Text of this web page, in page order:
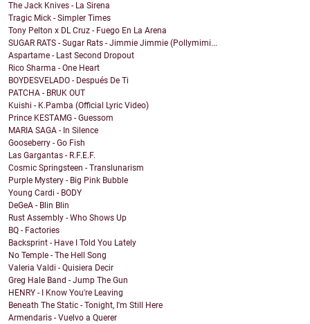
The Jack Knives - La Sirena
Tragic Mick - Simpler Times
Tony Pelton x DL Cruz - Fuego En La Arena
SUGAR RATS - Sugar Rats - Jimmie Jimmie (Pollymimi...
Aspartame - Last Second Dropout
Rico Sharma - One Heart
BOYDESVELADO - Después De Ti
PATCHA - BRUK OUT
Kuishi - K.Pamba (Official Lyric Video)
Prince KESTAMG - Guessom
MARIA SAGA - In Silence
Gooseberry - Go Fish
Las Gargantas - R.F.E.F.
Cosmic Springsteen - Translunarism
Purple Mystery - Big Pink Bubble
Young Cardi - BODY
DeGeA - Blin Blin
Rust Assembly - Who Shows Up
BQ - Factories
Backsprint - Have I Told You Lately
No Temple - The Hell Song
Valeria Valdi - Quisiera Decir
Greg Hale Band - Jump The Gun
HENRY - I Know You're Leaving
Beneath The Static - Tonight, I'm Still Here
Armendaris - Vuelvo a Querer